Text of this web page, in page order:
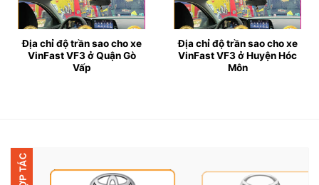
người ngồi bên trong.
Địa chỉ độ trần sao cho xe
VinFast VF3 ở Quận Gò
Vấp
Địa chỉ độ trần sao cho xe
VinFast VF3 ở Huyện Hóc
Môn